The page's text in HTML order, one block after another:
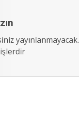
yayınlanmayacak.